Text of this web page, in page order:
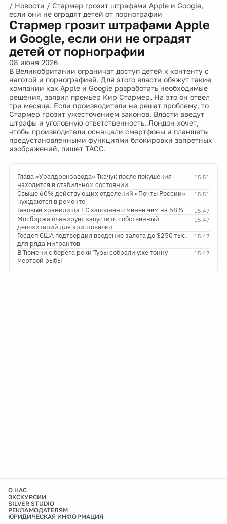
/ Новости / Стармер грозит штрафами Apple и Google,
если они не оградят детей от порнографии
Стармер грозит штрафами Apple
и Google, если они не оградят
детей от порнографии
08 июня 2026
В Великобритании ограничат доступ детей к контенту с
наготой и порнографией. Для этого власти обяжут такие
компании как Apple и Google разработать необходимые
решения, заявил премьер Кир Стармер. На это он отвел
три месяца. Если производители не решат проблему, то
Стармер грозит ужесточением законов. Власти введут
штрафы и уголовную ответственность. Лондон хочет,
чтобы производители оснащали смартфоны и планшеты
предустановленными функциями блокировки запретных
изображений, пишет ТАСС.
15:51
Глава «Уралдронзавода» Ткачук после покушения
находится в стабильном состоянии
15:51
Свыше 60% действующих отделений «Почты России»
нуждаются в ремонте
15:47
Газовые хранилища ЕС заполнены менее чем на 58%
15:47
Мосбиржа планирует запустить собственный
депозитарий для криптовалют
15:47
Госдеп США подтвердил введение залога до $250 тыс.
для ряда мигрантов
15:47
В Тюмени с берега реки Туры собрали уже тонну
мертвой рыбы
О НАС
ЭКСКУРСИИ
SILVER STUDIO
РЕКЛАМОДАТЕЛЯМ
ЮРИДИЧЕСКАЯ ИНФОРМАЦИЯ